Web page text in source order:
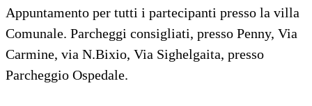
Appuntamento per tutti i partecipanti presso la villa
Comunale. Parcheggi consigliati, presso Penny, Via
Carmine, via N.Bixio, Via Sighelgaita, presso
Parcheggio Ospedale.